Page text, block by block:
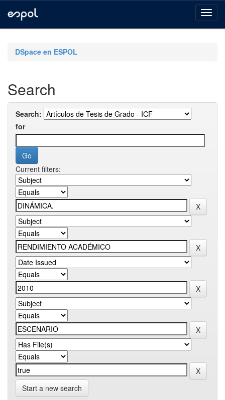
navigationDSpace en ESPOL
Search
Search:
for
Current filters:
Start a new search